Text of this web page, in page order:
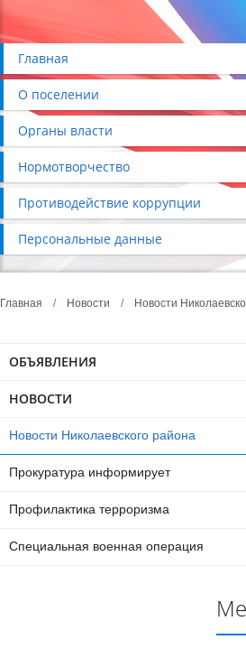
Главная
О поселении
Органы власти
Нормотворчество
Противодействие коррупции
Персональные данные
Главная / Новости / Новости
ОБЪЯВЛЕНИЯ
НОВОСТИ
Новости Николаевского района
Прокуратура информирует
Профилактика терроризма
Специальная военная операция